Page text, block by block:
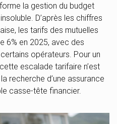
la gestion du budget
D’après les chiffres
les tarifs des mutuelles
6% en 2025, avec des
opérateurs. Pour un
escalade tarifaire n’est
recherche d’une assurance
casse-tête financier.